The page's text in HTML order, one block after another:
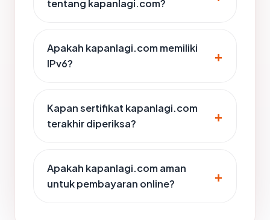
tentang kapanlagi.com?
Apakah kapanlagi.com memiliki
IPv6?
Kapan sertifikat kapanlagi.com
terakhir diperiksa?
Apakah kapanlagi.com aman
untuk pembayaran online?